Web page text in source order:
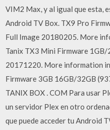
VIM2 Max, y al igual que esta,
Android TV Box. TX9 Pro
Full Image 20180205. More
Tanix TX3 Mini Firmware 1GB/
20171220. More information
Firmware 3GB 16GB/32GB
TANIX BOX . COM Para usar
un servidor Plex en otro
que puede acceder tu Android